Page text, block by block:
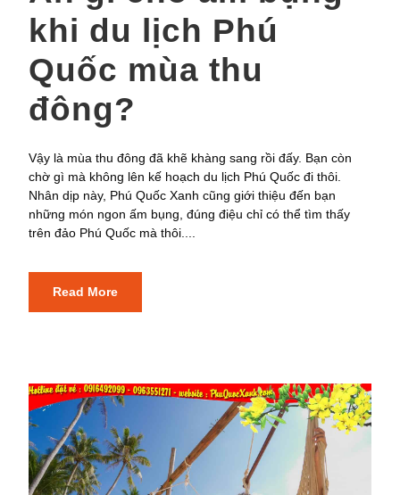
khi du lịch Phú
Quốc mùa thu
đông?
Vậy là mùa thu đông đã khẽ khàng sang rồi đấy. Bạn còn
chờ gì mà không lên kế hoạch du lịch Phú Quốc đi thôi.
Nhân dịp này, Phú Quốc Xanh cũng giới thiệu đến bạn
những món ngon ấm bụng, đúng điệu chỉ có thể tìm thấy
trên đảo Phú Quốc mà thôi....
Read More